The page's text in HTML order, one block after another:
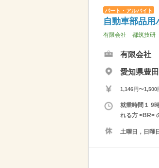
パート・アルバイト
自動車部品用
有限会社 都筑技研
有限会社
愛知県豊
1,146円〜
就業時間１ 9
れる方 <BR>
土曜日，日曜